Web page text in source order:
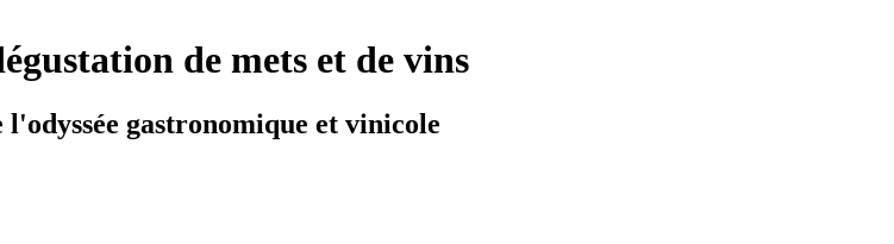
de mets et de vins
gastronomique et vinicole